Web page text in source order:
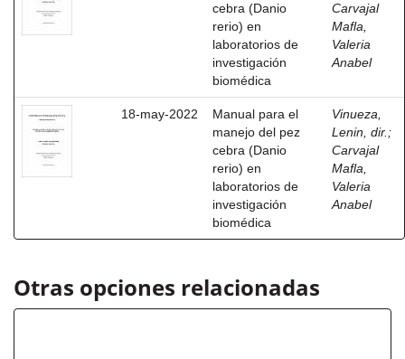
cebra (Danio
rerio) en
laboratorios de
investigación
biomédica
Carvajal
Mafla,
Valeria
Anabel
18-may-2022
Manual para el
manejo del pez
cebra (Danio
rerio) en
laboratorios de
investigación
biomédica
Vinueza,
Lenin, dir. ;
Carvajal
Mafla,
Valeria
Anabel
Otras opciones relacionadas